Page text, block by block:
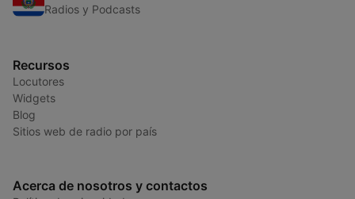
Radios y Podcasts
Recursos
Locutores
Widgets
Blog
Sitios web de radio por país
Acerca de nosotros y contactos